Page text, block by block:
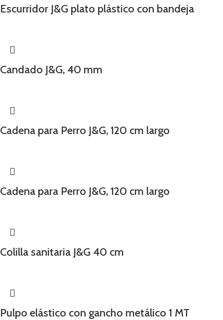
Escurridor J&G plato plástico con bandeja
Candado J&G, 40 mm
Cadena para Perro J&G, 120 cm largo
Cadena para Perro J&G, 120 cm largo
Colilla sanitaria J&G 40 cm
Pulpo elástico con gancho metálico 1 MT